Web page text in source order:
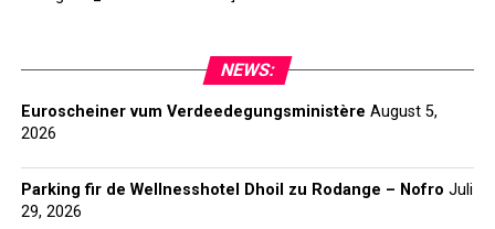
NEWS:
Euroscheiner vum Verdeedegungsministère August 5,
2026
Parking fir de Wellnesshotel Dhoil zu Rodange – Nofro Juli
29, 2026